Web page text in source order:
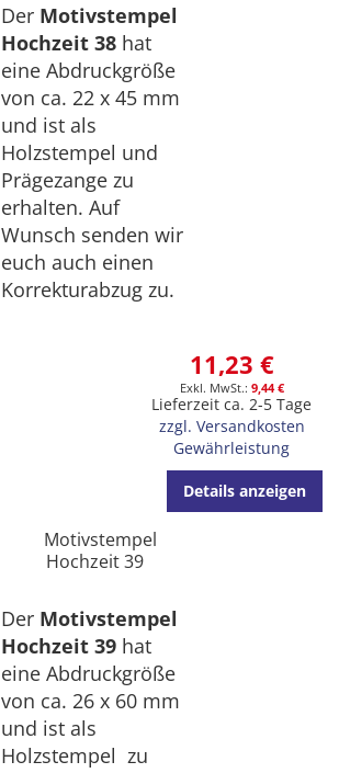
Der Motivstempel
Hochzeit 38 hat
eine Abdruckgröße
von ca. 22 x 45 mm
und ist als
Holzstempel und
Prägezange zu
erhalten. Auf
Wunsch senden wir
euch auch einen
Korrekturabzug zu.
11,23 €
9,44 €
Lieferzeit ca. 2-5 Tage
zzgl. Versandkosten
Gewährleistung
Details anzeigen
Motivstempel
Hochzeit 39
Der Motivstempel
Hochzeit 39 hat
eine Abdruckgröße
von ca. 26 x 60 mm
und ist als
Holzstempel zu